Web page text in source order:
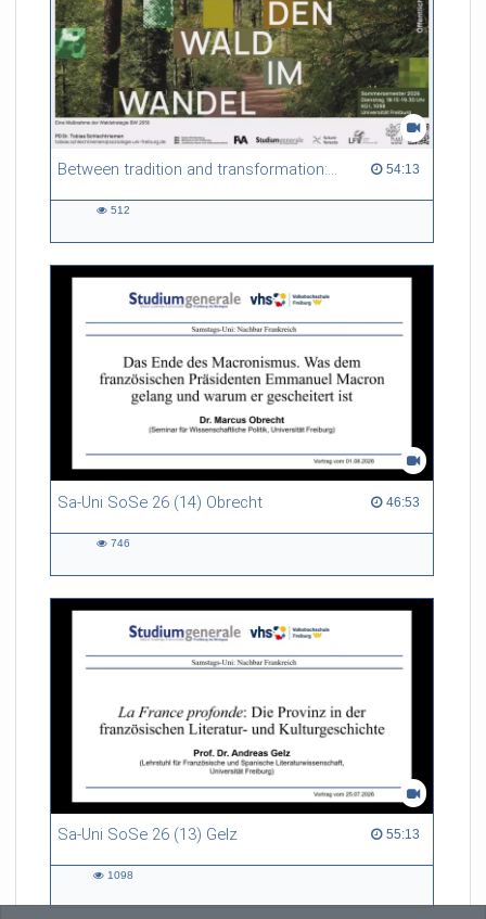
Between tradition and transformation: how owners, advisers and institutions co-create knowledge for resilient forests in Europe 54:13
54:13 duration
512
Sa-Uni SoSe 26 (14) Obrecht 46:53
46:53 duration
746
Sa-Uni SoSe 26 (13) Gelz 55:13
55:13 duration
1098